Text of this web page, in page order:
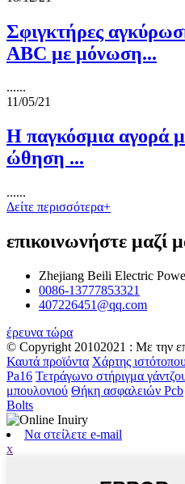
Σφιγκτήρες
ABC με μόνωση...
......
11/05/21
Η παγκόσμια αγορά
ώθηση ...
......
Δείτε περισσότερα+
επικοινωνήστε μαζί
Zhejiang Beili Electric
0086-13777853321
407226451@qq.com
έρευνα τώρα
© Copyright 20102021 : Με την
Καυτά προϊόντα Χάρτης
Pa16 Τετράγωνο στήριγμα
μπουλονιού Θήκη ασφαλειών Pcb
Bolts
Να στείλετε e-mail
x